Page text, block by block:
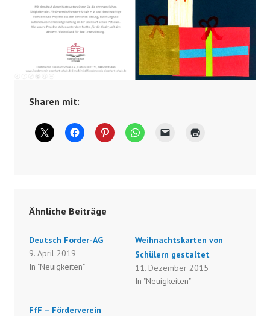
Sharen mit:
Ähnliche Beiträge
Deutsch Forder-AG
9. April 2019
In "Neuigkeiten"
Weihnachtskarten von
Schülern gestaltet
11. Dezember 2015
In "Neuigkeiten"
FfF – Förderverein